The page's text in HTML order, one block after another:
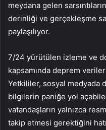
meydana gelen
derinliği ve gerçekleşme
paylaşılıyor.
7/24 yürütülen izleme ve
kapsamında deprem
Yetkililer, sosyal medyada
bilgilerin paniğe yol
vatandaşların yalnızca
takip etmesi gerektiğini